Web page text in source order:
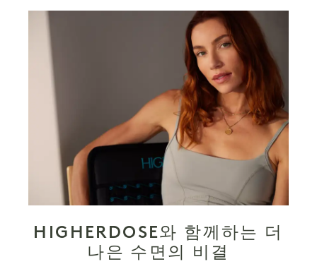
HIGHERDOSE와 함께하는 더
나은 수면의 비결